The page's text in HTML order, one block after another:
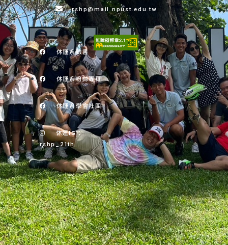
rshp@mail.npust.edu.tw
休運系臉書
休運系粉絲專頁
休運系學會社團
休運IG：
rshp_21th